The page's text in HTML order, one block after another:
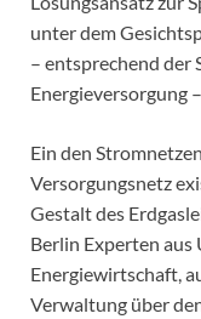
unter dem
– entsprechend der
Energieversorgung
Ein den
Versorgungsnetz
Gestalt des
Berlin Experten
Energiewirtschaft,
Verwaltung über